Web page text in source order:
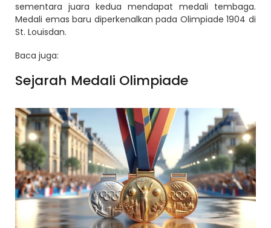
sementara juara kedua mendapat medali tembaga.
Medali emas baru diperkenalkan pada Olimpiade 1904 di
St. Louisdan.
Baca juga:
Sejarah Medali Olimpiade